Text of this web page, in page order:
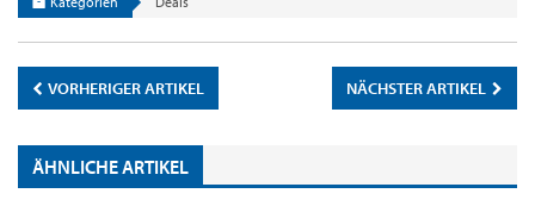
VORHERIGER ARTIKEL NÄCHSTER ARTIKEL
ÄHNLICHE ARTIKEL